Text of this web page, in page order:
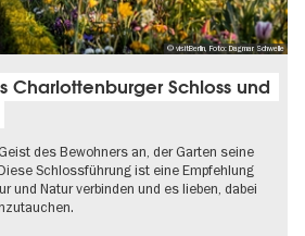
© visitBerlin, Foto: Dagmar Schwelle
Charlottenburger Schloss und
des Bewohners an, der Garten seine
Schlossführung ist eine Empfehlung
und Natur verbinden und es lieben, dabei